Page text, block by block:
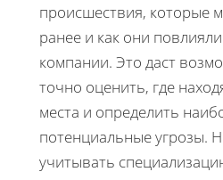
происшествия, которые
ранее и как они
компании. Это даст
точно оценить, где
места и определить
потенциальные угрозы.
учитывать